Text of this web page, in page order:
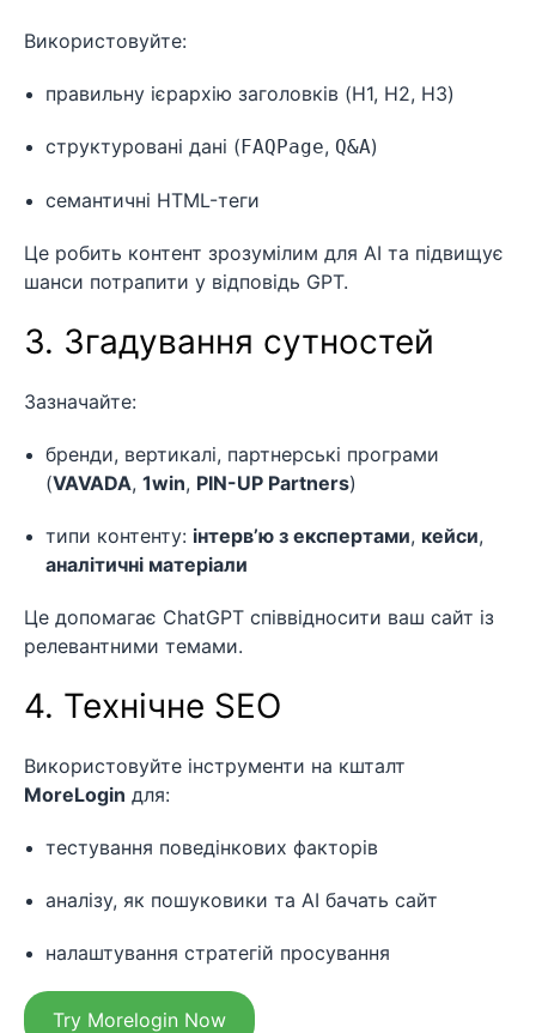
Використовуйте:
правильну ієрархію заголовків (H1, H2, H3)
структуровані дані (FAQPage, Q&A)
семантичні HTML-теги
Це робить контент зрозумілим для AI та підвищує
шанси потрапити у відповідь GPT.
3. Згадування сутностей
Зазначайте:
бренди, вертикалі, партнерські програми
(VAVADA, 1win, PIN-UP Partners)
типи контенту: інтерв’ю з експертами, кейси,
аналітичні матеріали
Це допомагає ChatGPT співвідносити ваш сайт із
релевантними темами.
4. Технічне SEO
Використовуйте інструменти на кшталт
MoreLogin для:
тестування поведінкових факторів
аналізу, як пошуковики та AI бачать сайт
налаштування стратегій просування
Try Morelogin Now